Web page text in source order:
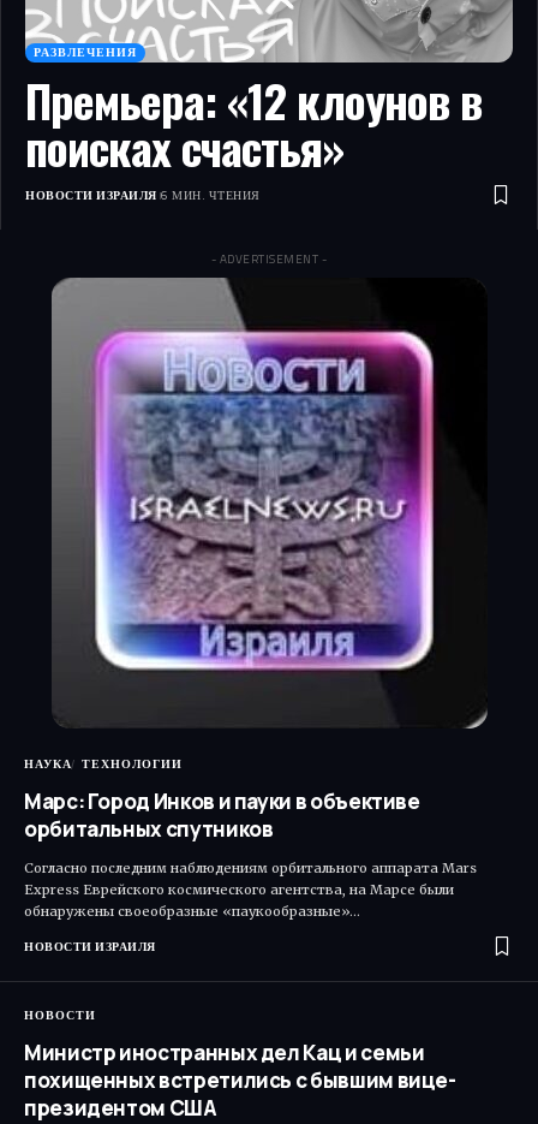
РАЗВЛЕЧЕНИЯ
Премьера: «12 клоунов в
поисках счастья»
НОВОСТИ ИЗРАИЛЯ 6 МИН. ЧТЕНИЯ
- ADVERTISEMENT -
НАУКА ТЕХНОЛОГИИ
Марс: Город Инков и пауки в объективе
орбитальных спутников
Согласно последним наблюдениям орбитального аппарата Mars
Express Еврейского космического агентства, на Марсе были
обнаружены своеобразные «паукообразные»…
НОВОСТИ ИЗРАИЛЯ
НОВОСТИ
Министр иностранных дел Кац и семьи
похищенных встретились с бывшим вице-
президентом США